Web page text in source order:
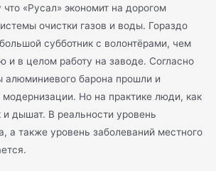
«Русал» экономит на дорогом
очистки газов и воды. Гораздо
субботник с волонтёрами, чем
и в целом работу на заводе. Согласно
алюминиевого барона прошли и
модернизации. Но на практике люди, как
дышат. В реальности уровень
а также уровень заболеваний местного